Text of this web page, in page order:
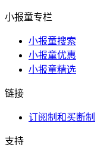
小报童专栏
小报童搜索
小报童优惠
小报童精选
链接
订阅制和买断制
支持